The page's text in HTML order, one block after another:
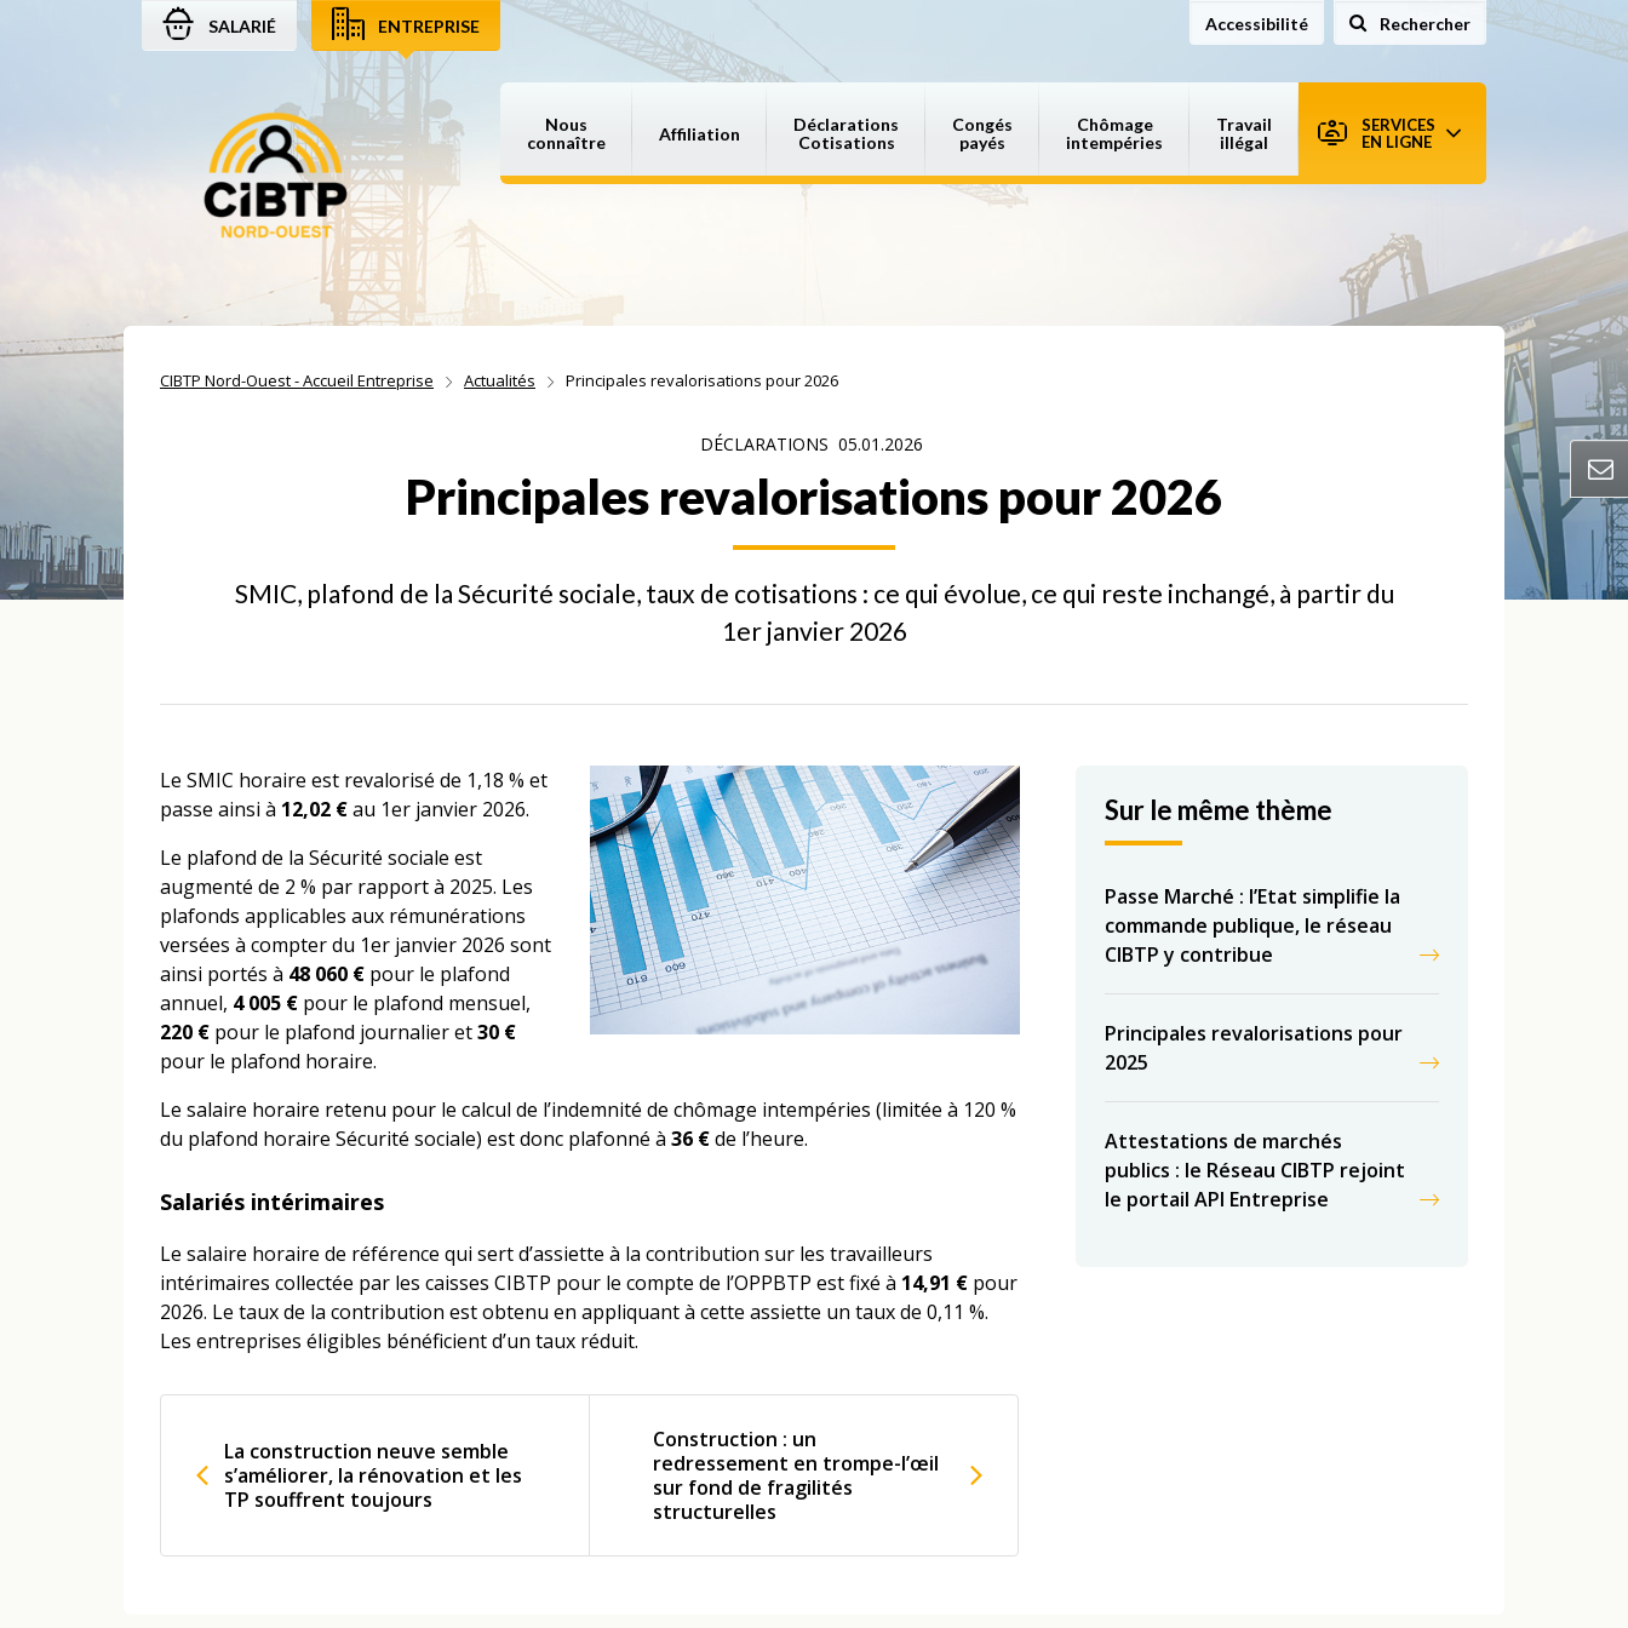
Aller au contenu
Aller à la recherche
Aller à la navigation
SALARIÉ ENTREPRISE Accessibilité Rechercher sur le site
Nous
connaître
Affiliation
Déclarations
Cotisations
Congés
payés
Chômage
intempéries
Travail
illégal
SERVICES
EN LIGNE
CIBTP Nord-Ouest - Accueil Entreprise Actualités Principales revalorisations pour 2026
DÉCLARATIONS 05.01.2026
Principales revalorisations pour 2026
SMIC, plafond de la Sécurité sociale, taux de cotisations : ce qui évolue, ce qui reste inchangé, à partir du
1er janvier 2026
Le SMIC horaire est revalorisé de 1,18 % et
passe ainsi à 12,02 €au 1er janvier 2026.
Le plafond de la Sécurité sociale est
augmenté de 2 % par rapport à 2025. Les
plafonds applicables aux rémunérations
versées à compter du 1er janvier 2026 sont
ainsi portés à 48 060 € pour le plafond
annuel, 4 005 € pour le plafond mensuel,
220 € pour le plafond journalier et30 €
pour le plafond horaire.
Le salaire horaire retenu pour le calcul de l’indemnité de chômage intempéries (limitée à 120 %
du plafond horaire Sécurité sociale) est donc plafonné à 36 €de l’heure.
Salariés intérimaires
Le salaire horaire de référence qui sert d’assiette à la contribution sur les travailleurs
intérimaires collectée par les caisses CIBTP pour le compte de l’OPPBTP est fixé à 14,91 € pour
2026. Le taux de la contribution est obtenu en appliquant à cette assiette un taux de 0,11 %.
Les entreprises éligibles bénéficient d’un taux réduit.
La construction neuve semble
s’améliorer, la rénovation et les
TP souffrent toujours
Construction : un
redressement en trompe-l’œil
sur fond de fragilités
structurelles
Sur le même thème
Passe Marché : l’Etat simplifie la
commande publique, le réseau
CIBTP y contribue
Principales revalorisations pour
2025
Attestations de marchés
publics : le Réseau CIBTP rejoint
le portail API Entreprise